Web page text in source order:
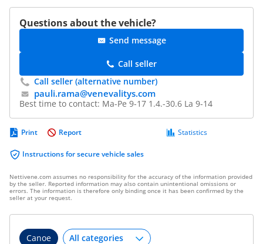
Questions about the vehicle?
Send message
Call seller
Call seller (alternative number)
pauli.rama@​venevalitys.com
Best time to contact: Ma-Pe 9-17 1.4.-30.6 La 9-14
Print
Instructions for secure vehicle sales
Statistics
Report
Nettivene.com assumes no responsibility for the accuracy of the information provided
by the seller. Reported information may also contain unintentional omissions or
errors. The information is therefore only binding once it has been confirmed by the
seller at your request.
Canoe